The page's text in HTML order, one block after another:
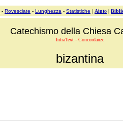
- Rovesciate - Lunghezza - Statistiche | Aiuto |
Catechismo della Chiesa
IntraText - Concordanze
bizantina